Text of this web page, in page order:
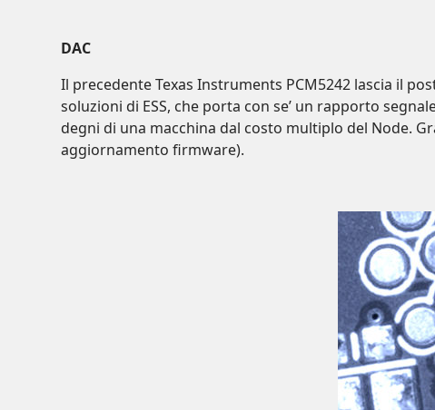
DAC
Il precedente Texas Instruments PCM5242 lascia il
soluzioni di ESS, che porta con se’ un rapporto
degni di una macchina dal costo multiplo del Node.
aggiornamento firmware).